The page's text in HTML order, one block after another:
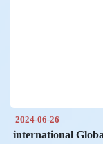
2024-06-26
international